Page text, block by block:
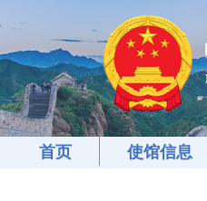
首页 使馆信息